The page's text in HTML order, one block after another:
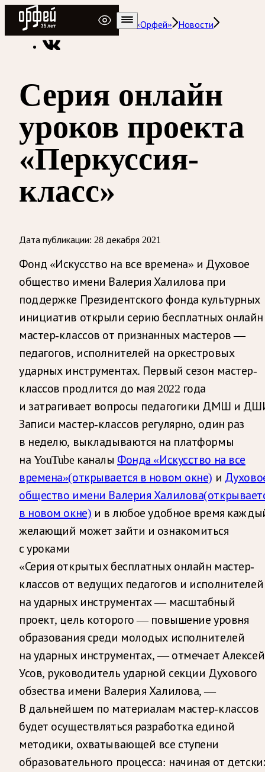
Радио Орфей
Радио классической музыки «Орфей»
Новости
Серия онлайн
уроков проекта
«Перкуссия-
класс»
Дата публикации: 28 декабря 2021
Фонд «Искусство на все времена» и Духовое
общество имени Валерия Халилова при
поддержке Президентского фонда культурных
инициатив открыли серию бесплатных онлайн
мастер-классов от признанных мастеров —
педагогов, исполнителей на оркестровых
ударных инструментах. Первый сезон мастер-
классов продлится до мая 2022 года
и затрагивает вопросы педагогики ДМШ и
Записи мастер-классов регулярно, один раз
в неделю, выкладываются на платформы
на YouTube каналы Фонда «Искусство на все
времена»(открывается в новом окне) и
общество имени Валерия Халилова
в новом окне) и в любое удобное время
желающий может зайти и ознакомиться
с уроками
«Серия открытых бесплатных онлайн мастер-
классов от ведущих педагогов и исполнителей
на ударных инструментах — масштабный
проект, цель которого — повышение уровня
образования среди молодых исполнителей
на ударных инструментах, — отмечает Алексей
Усов, руководитель ударной секции Духового
обзества имени Валерия Халилова, —
В дальнейшем по материалам мастер-классов
будет осуществляться разработка единой
методики, охватывающей все ступени
образовательного процесса: начиная от